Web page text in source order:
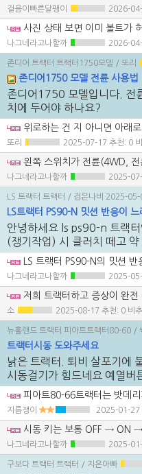
걸음이빠른달팽이 2026-
사진 상태 보면 이미 볼트가 허브 안쪽에서 완전히 고착 + 파손된 상태라서, 단순 방법으로는 잘 안 빠지는 상황 맞습니다. 지금 시도하신 방법(용접해서 돌리기)까지 안 됐다면 단계가 한 단계 올라가야 합니다. 핵심만 정리해서 현실적인 순서 드리겠습니다: 현재 상태 판단 • 휠 스터드(볼트)가 녹 + 열 + 응력으로 고착 • 용접해도 안 돌아간다는 건 → 나사산 내부까지 붙어버린 상태 • 무리하게 돌리면 허브 나사산까지 망가질 가능성 큼 결론 먼저 산소(가열) 쓰는 방향 맞습니다. 단, 그냥 달구는 게 아니라 방법이 중요합니다. 추천 작업 순서 (실제 정비 기준) 1️⃣ 가열 + 냉각 반복 (핵심) • 토치로 허브 쪽만 집중 가열 • 볼트가 아니라 주변을 팽창시키는 게 포인트 • 충분히 달군 후 • WD 말고 침투윤활제 (CRC, PB 등)
나그네라고나할까 2026-
존디어 트랙터 트랙터1750모델 / 또리
존디어1750 모델 전륜 사용법
존디어1750 모델입니다. 전
치에 두어야 하나요?
위로하는 건 지 아니면 아래로
또리 2025-07-17 추천: 0
왼쪽 스위치가 전륜(4WD, 전륜구동) 제어 스위치입니다. 이 스위치를 아래로 눌러 내린 상태가 전륜 작동(4륜 구동 활성화) 상태입니다. 위로 올려진 상태는 전륜 미작동(2륜 구동) 상태입니다. 즉, ✅ 전륜 사용(4WD ON) → 왼쪽 스위치를 아래로 내림 ❌ 전륜 미사용(4WD OFF) → 왼쪽 스위치를 위로 올림 ※ 다만, 주행 중 전륜 구동 전환은 기계에 부담을 줄 수 있으므로, 정차 상태 또는 저속에서 조작하는 것이 좋습니다. 사진에 보이는 오른쪽 스위치(두 개 중 오른쪽)는 일반적으로 차륜 잠금(Locking Differential) 또는 PTO(동력 인출
나그네라고나할까 2025-
LS 트랙터 트랙터 / 검은나비 2025-05-
LS트랙터 PS90-N 밋션 반응이 느
안녕하세요 ls ps90-n 트랙
(쟁기작업) 시 클러치 떼고
LS 트랙터 PS90-N의 밋션 반응이 지연되는 현상은 파워셔틀(PS)과 관련된 유압 계통 문제일 가능성이 높습니다. 아래와 같은 항목들을 점검해보시길 권장드립니다: 1. 유압 오일 점검 오일량 부족 시 유압 작동이 늦어질 수 있습니다. 오일 상태 (오염 또는 수분 혼입)도 점검해주세요. 혼탁하거나 유백색이면 교환 필요. 2. 유압 필터 막힘 여부 유압 필터가 오래되었거나 막히면 유압 흐름이 약해져 파워셔틀 작동 지연이 생길 수 있습니다. 필터 교환 주기가 지났다면 교환 권장. 3. 셔틀 밸브 및 솔레노이드 점검 셔틀 솔레노이드 밸브 작동 불량 시 반응이 늦어집니다. 배선 접촉 불량, 솔레노이드 고착 여부 확인 필요. 셔틀 밸브 내부의
나그네라고나할까 2025-
저희 트랙터하고 증상이 완
소 2025-08-17 추천: 0 비
뉴홀랜드 트랙터 피아트트랙터80-60 /
트랙터시동 도와주세요
낡은 트랙터. 퇴비 살포기에
시동걸기가 힘드네요 예열버
피아트80-66트랙터는 밧데리가 정상적이면 시동성은 좋아요 밧데리 성능이상없으면 어스선을 두꺼운걸로 바꾸시고 그래도 안좋으면 시동모터 수리하셔야 할
지름쟁이 2025-01-27
시동 키는 보통 OFF → ON → START 순으로 돌려야 합니다. 먼저 시동 키를 ON 위치로 돌리세요. 이때 예열 버튼을 누르며 예열을 시작합니다. (예열버튼은 말씀하신것처럼 시동 키 옆에 있는 동그란 버튼) 예열이 끝나면 시동 키
나그네라고나할까 2025-
구보다 트랙터 트랙터 / 지은아빠